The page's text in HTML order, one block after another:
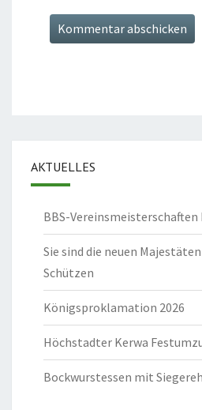
AKTUELLES
BBS-Vereinsmeisterschaften
Sie sind die neuen
Schützen
Königsproklamation 2026
Höchstadter Kerwa
Bockwurstessen mit